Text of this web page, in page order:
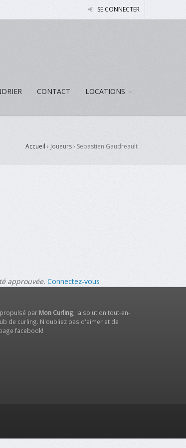
SE CONNECTER
CONTACT LOCATIONS
Accueil › Joueurs › Sebastien Gaudreault
approuvée. Connectez-vous
par Mon Curling, la solution tout-en-
de curling. N'oubliez pas d'aimer et de
facebook!